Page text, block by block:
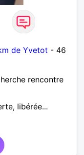
de Yvetot - 46
rencontre
libérée...